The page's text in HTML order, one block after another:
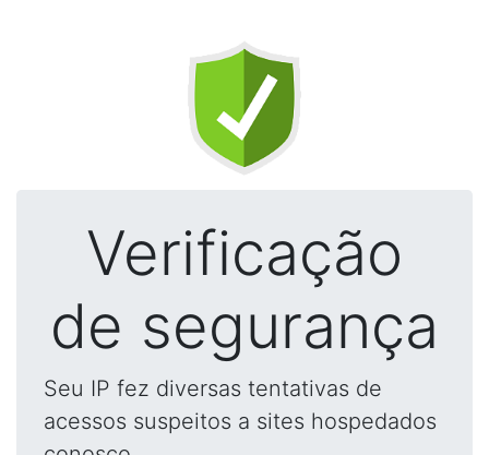
Verificação
de segurança
Seu IP fez diversas tentativas de
acessos suspeitos a sites hospedados